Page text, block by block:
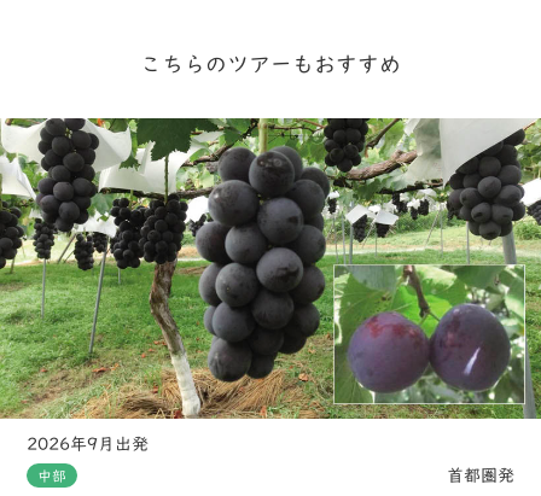
こちらのツアーもおすすめ
2026年9月出発
中部
首都圏発